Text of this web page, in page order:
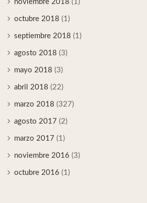
noviembre 2018 (1)
octubre 2018 (1)
septiembre 2018 (1)
agosto 2018 (3)
mayo 2018 (3)
abril 2018 (22)
marzo 2018 (327)
agosto 2017 (2)
marzo 2017 (1)
noviembre 2016 (3)
octubre 2016 (1)